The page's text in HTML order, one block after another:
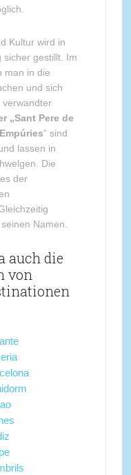
Kultur wird in
sicher gestillt. Im
man in die
und sich
verwandter
„Sant Pere de
“ sind
lassen in
Die
der
Namen.
auch die
von